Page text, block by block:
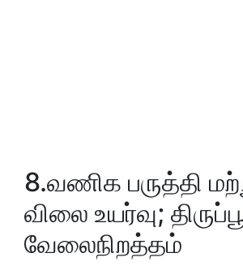
8.வணிக பருத்தி
விலை உயர்வு;
வேலைநிறத்தம்